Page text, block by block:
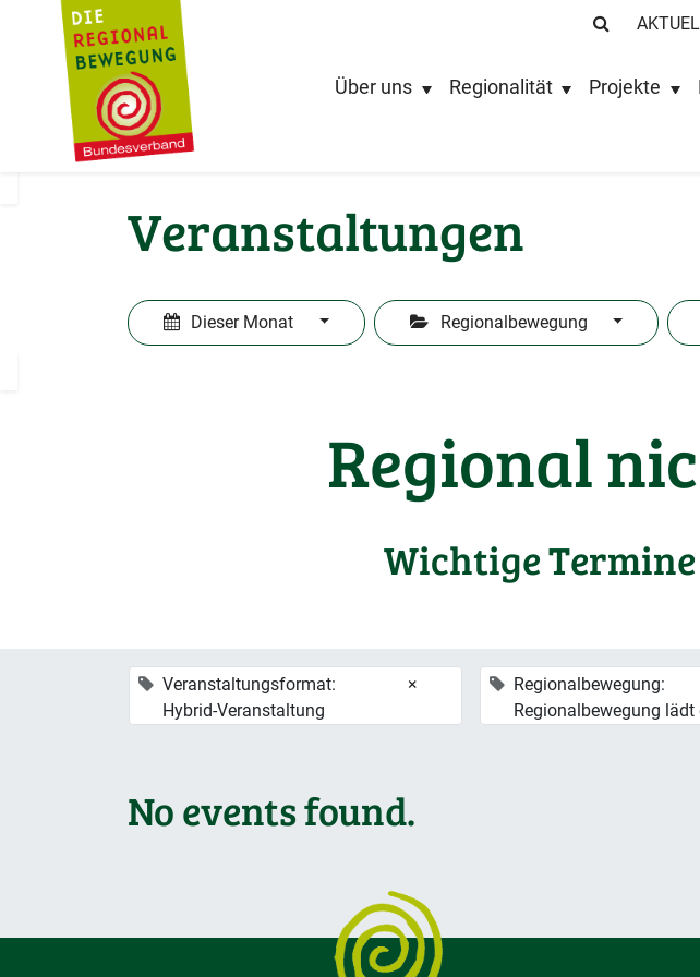
Über uns Regionalität Projekte
Veranstaltungen
Dieser Monat Regionalbewegung
Regional
Wichtige
Veranstaltungsformat:
Hybrid-Veranstaltung
×
Regionalbewegung:
Regionalbewegung lädt
No events found.